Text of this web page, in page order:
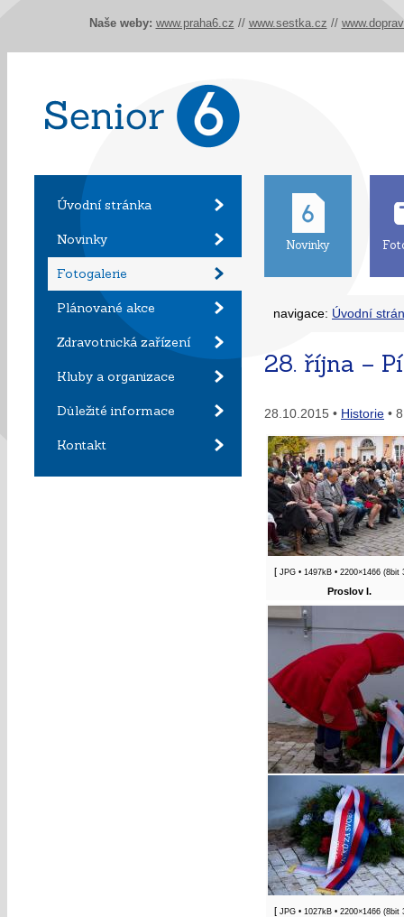
Úvodní stránka
Novinky
Fotogalerie
Plánované akce
Zdravotnická zařízení
Kluby a organizace
Důležité informace
Kontakt
Novinky
navigace: Úvodní
28. října –
28.10.2015 • Historie •
[ JPG • 1497kB • 2200×1466
Proslov I.
• 701kB • 1580×1582 (8bit
Fotografie II.
[ JPG • 1027kB • 2200×1466
Naše weby: www.praha6.cz // www.sestka.cz //